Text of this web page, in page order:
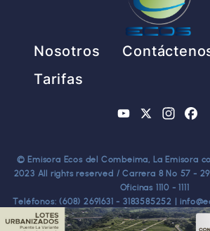
Nosotros
Tarifas
YouTube
X
© Emisora Ecos del Combeima, La Emisora
2023 All rights reserved / Carrera 8 No 57 -
Oficinas 1110 - 1111
Teléfonos: (608) 2691631 - 3183585252 |
Ibagué - Tolima. TODOS LOS